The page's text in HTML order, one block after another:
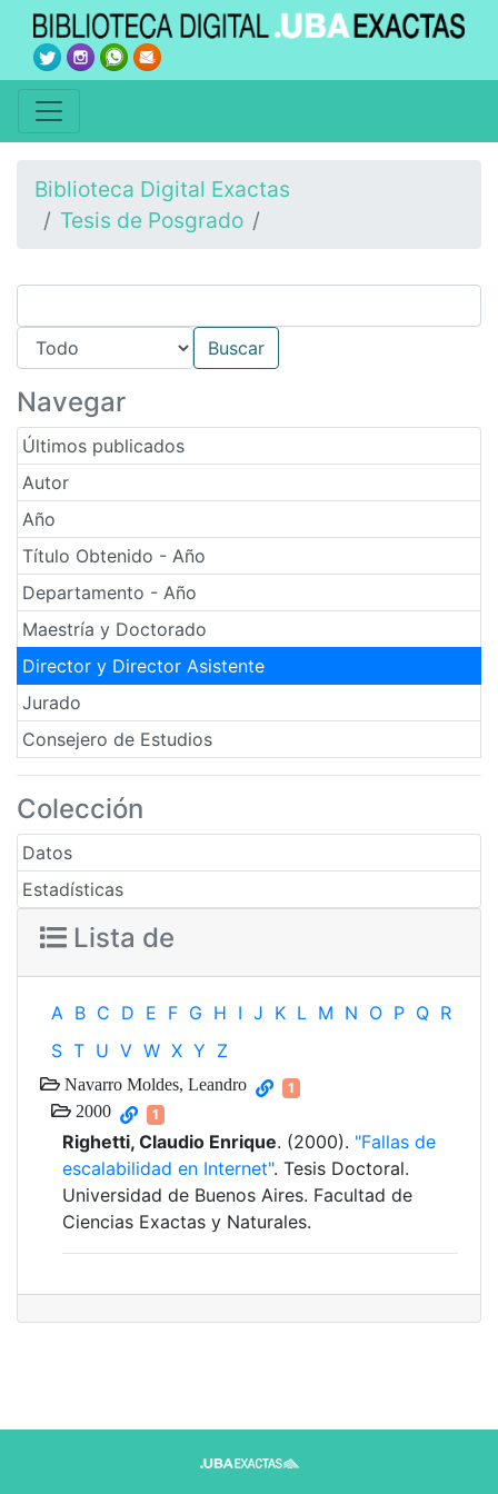
Biblioteca Digital Exactas
Tesis de Posgrado
Navegar
Últimos publicados
Autor
Año
Título Obtenido - Año
Departamento - Año
Maestría y Doctorado
Director y Director Asistente
Jurado
Consejero de Estudios
Colección
Datos
Estadísticas
Lista de
A B C D E F G H I J K L M N O P Q R
S T U V W X Y Z
Navarro Moldes, Leandro 1
2000 1
Righetti, Claudio Enrique. (2000). "Fallas de
escalabilidad en Internet". Tesis Doctoral.
Universidad de Buenos Aires. Facultad de
Ciencias Exactas y Naturales.